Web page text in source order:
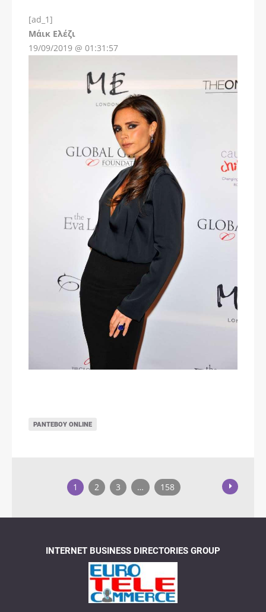
[ad_1]
Μάικ Ελέζι
19/09/2019 @ 01:31:57
ΡΑΝΤΕΒΟΎ ONLINE
1 2 3 … 158
INTERNET BUSINESS DIRECTORIES GROUP